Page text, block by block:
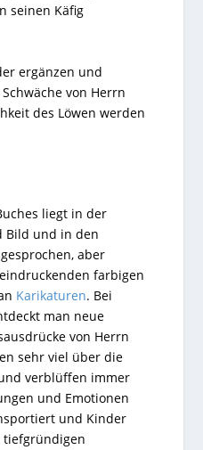
seinen Käfig
ergänzen und
von Herrn
des Löwen werden
liegt in der
Bild und in den
aber
farbigen
Karikaturen. Bei
man neue
von Herrn
sehr viel über die
verblüffen immer
und Emotionen
und Kinder